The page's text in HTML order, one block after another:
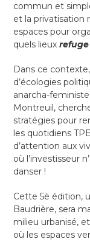
commun et
et la privatisation
espaces pour
quels lieuxrefuge
Dans ce
d’écologies
anarcha-
Montreuil,
stratégies pour
les quotidiens
d’attention aux
où l’investisseur
danser !
Cette 5è édition,
Baudrière, sera
milieu urbanisé,
où les espaces